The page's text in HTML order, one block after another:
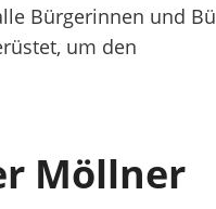
Bürgerinnen und
um den
Möllner